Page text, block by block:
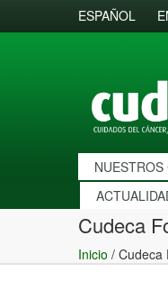
ESPAÑOL
NUESTROS
Cudeca
Inicio / Cudeca